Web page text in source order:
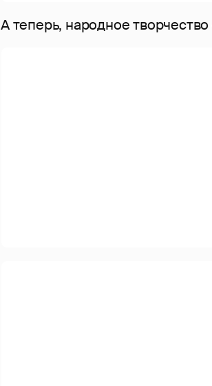
А теперь, народное